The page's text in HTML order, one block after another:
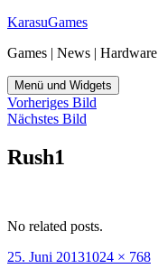
Zum
springen
KarasuGames
Games | News | Hardware
Menü und Widgets
Vorheriges Bild
Nächstes Bild
Rush1
No related posts.
Veröffentlicht
25. Juni 2013Originalgröße
1024 × 768